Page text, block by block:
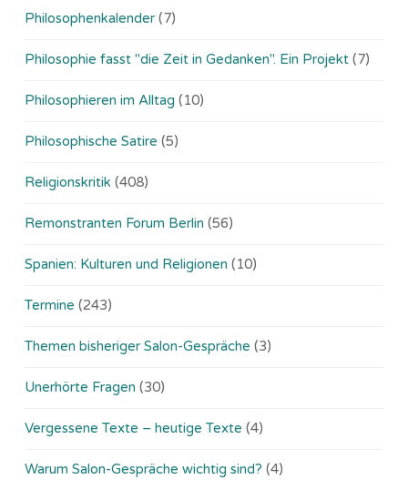
Philosophenkalender (7)
Philosophie fasst "die Zeit in Gedanken". Ein Projekt (7)
Philosophieren im Alltag (10)
Philosophische Satire (5)
Religionskritik (408)
Remonstranten Forum Berlin (56)
Spanien: Kulturen und Religionen (10)
Termine (243)
Themen bisheriger Salon-Gespräche (3)
Unerhörte Fragen (30)
Vergessene Texte – heutige Texte (4)
Warum Salon-Gespräche wichtig sind? (4)